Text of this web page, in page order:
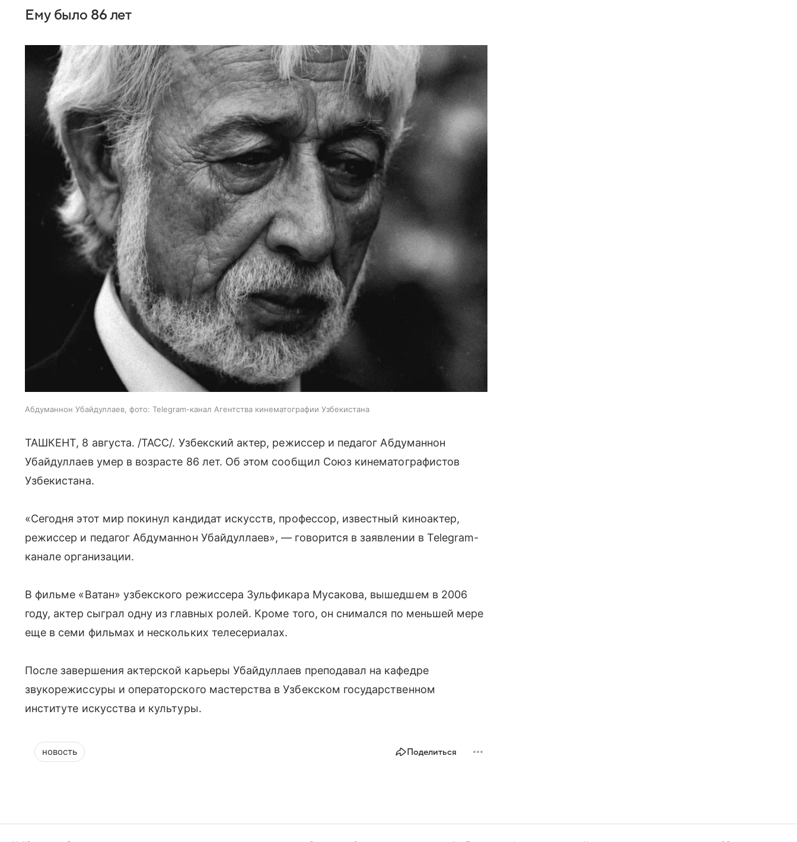
Ему было 86 лет
Абдуманнон Убайдуллаев, фото: Telegram-канал Агентства кинематографии Узбекистана
ТАШКЕНТ, 8 августа. /ТАСС/. Узбекский актер, режиссер и педагог Абдуманнон
Убайдуллаев умер в возрасте 86 лет. Об этом сообщил Союз кинематографистов
Узбекистана.
«Сегодня этот мир покинул кандидат искусств, профессор, известный киноактер,
режиссер и педагог Абдуманнон Убайдуллаев», — говорится в заявлении в Telegram-
канале организации.
В фильме «Ватан» узбекского режиссера Зульфикара Мусакова, вышедшем в 2006
году, актер сыграл одну из главных ролей. Кроме того, он снимался по меньшей мере
еще в семи фильмах и нескольких телесериалах.
После завершения актерской карьеры Убайдуллаев преподавал на кафедре
звукорежиссуры и операторского мастерства в Узбекском государственном
институте искусства и культуры.
новость Поделиться